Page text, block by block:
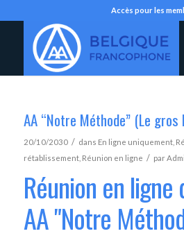
Accès pour les
AA “Notre Méthode” (Le
20/10/2030 / dans En ligne uniquement,
rétablissement, Réunion en ligne / par
Réunion en ligne
AA "Notre